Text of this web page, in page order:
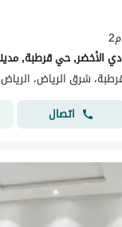
شرق الرياض، الرياض
اتصال